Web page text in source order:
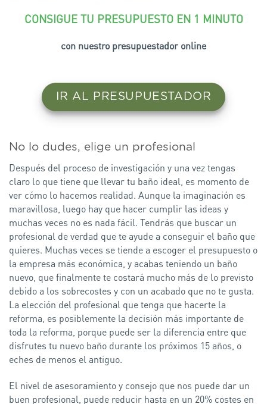
CONSIGUE TU PRESUPUESTO EN 1 MINUTO
con nuestro presupuestador online
IR AL PRESUPUESTADOR
No lo dudes, elige un profesional
Después del proceso de investigación y una vez tengas
claro lo que tiene que llevar tu baño ideal, es momento de
ver cómo lo hacemos realidad. Aunque la imaginación es
maravillosa, luego hay que hacer cumplir las ideas y
muchas veces no es nada fácil. Tendrás que buscar un
profesional de verdad que te ayude a conseguir el baño que
quieres. Muchas veces se tiende a escoger el presupuesto o
la empresa más económica, y acabas teniendo un baño
nuevo, que finalmente te costará mucho más de lo previsto
debido a los sobrecostes y con un acabado que no te gusta.
La elección del profesional que tenga que hacerte la
reforma, es posiblemente la decisión más importante de
toda la reforma, porque puede ser la diferencia entre que
disfrutes tu nuevo baño durante los próximos 15 años, o
eches de menos el antiguo.
El nivel de asesoramiento y consejo que nos puede dar un
buen profesional, puede reducir hasta en un 20% costes en